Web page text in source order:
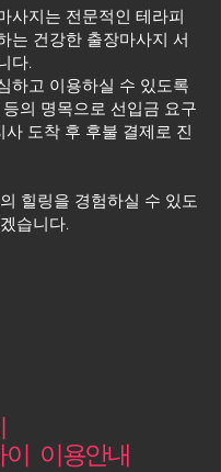
사지는 전문적인 테라피
는 건강한 출장마사지 서
다.
하고 이용하실 수 있도록
의 명목으로 선입금 요구
사 도착 후 후불 결제로 진
힐링을 경험하실 수 있도
습니다.
이용안내